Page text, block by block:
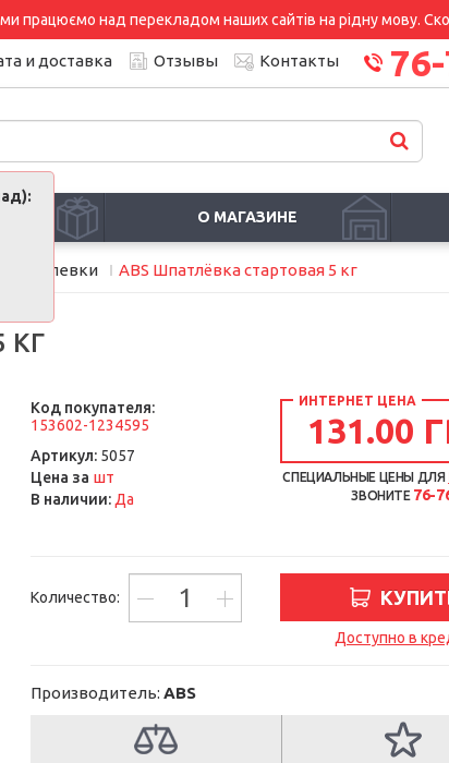
працюємо над перекладом наших сайтів на рідну мову.
и доставка Отзывы Контакты
О МАГАЗИНЕ
Шпатлевки ABS Шпатлёвка стартовая 5 кг
КГ
Код покупателя:
153602-1234595
Артикул: 5057
Цена за шт
В наличии: Да
ИНТЕРНЕТ ЦЕНА
131.00
СПЕЦИАЛЬНЫЕ ЦЕНЫ ДЛЯ
ЗВОНИТЕ 76-
Количество:
Доступно в
Производитель: ABS